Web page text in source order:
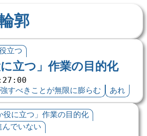
郭
立つ
に立つ」作業の目的化
すべきことが無限に膨らむ あれ
役に立つ」作業の目的化
んでいない